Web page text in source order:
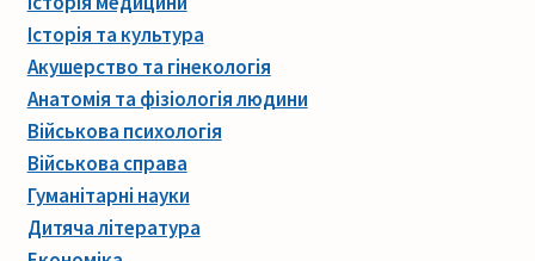
Історія та культура
Акушерство та гінекологія
Анатомія та фізіологія людини
Військова психологія
Військова справа
Гуманітарні науки
Дитяча література